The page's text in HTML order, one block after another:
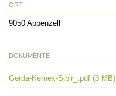
ORT
9050 Appenzell
DOKUMENTE
Gerda-Kernex-Sibir_.pdf (3 MB)